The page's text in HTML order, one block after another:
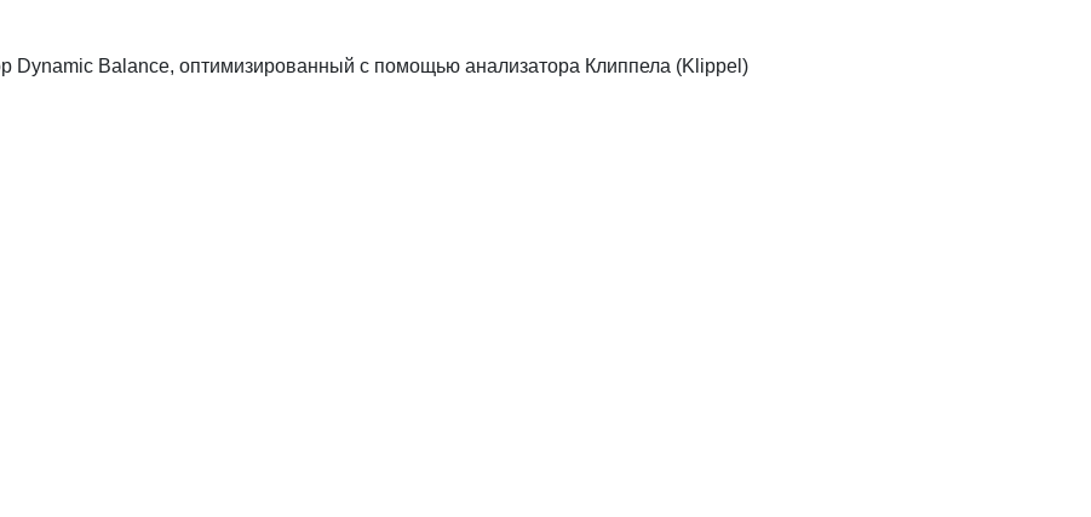
Balance, оптимизированный с помощью анализатора Клиппела (Klippel)